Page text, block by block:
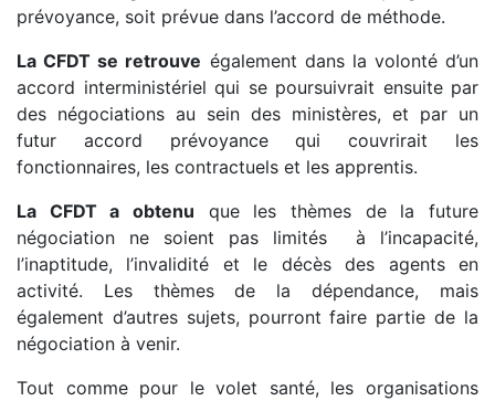
prévoyance, soit prévue dans l’accord de méthode.
La CFDT se retrouve également dans la volonté d’un
accord interministériel qui se poursuivrait ensuite par
des négociations au sein des ministères, et par un
futur accord prévoyance qui couvrirait les
fonctionnaires, les contractuels et les apprentis.
La CFDT a obtenu que les thèmes de la future
négociation ne soient pas limités à l’incapacité,
l’inaptitude, l’invalidité et le décès des agents en
activité. Les thèmes de la dépendance, mais
également d’autres sujets, pourront faire partie de la
négociation à venir.
Tout comme pour le volet santé, les organisations